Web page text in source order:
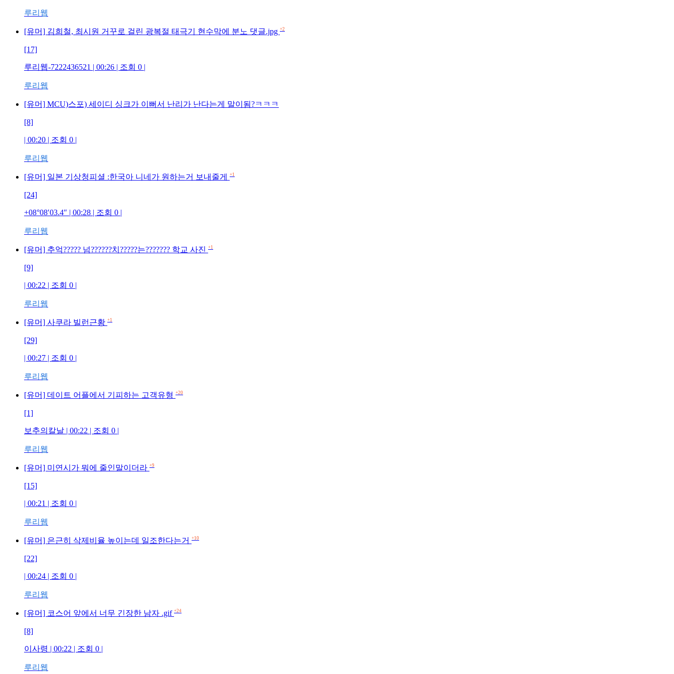
루리웹
[유머] 김희철, 최시원 거꾸로 걸린 광복절 태극기 현수막에 분노 댓글.jpg +2
[17]
루리웹-7222436521 | 00:26 | 조회 0 |
루리웹
[유머] MCU)스포) 세이디 싱크가 이뻐서 난리가 난다는게 말이됨?ㅋㅋㅋ
[8]
| 00:20 | 조회 0 |
루리웹
[유머] 일본 기상청피셜 :한국아 니네가 원하는거 보내줄게 +1
[24]
+08°08′03.4″ | 00:28 | 조회 0 |
루리웹
[유머] 추억????? 넘??????치?????는??????? 학교 사진 +1
[9]
| 00:22 | 조회 0 |
루리웹
[유머] 사쿠라 빌런근황 +1
[29]
| 00:27 | 조회 0 |
루리웹
[유머] 데이트 어플에서 기피하는 고객유형 +20
[1]
보추의칼날 | 00:22 | 조회 0 |
루리웹
[유머] 미연시가 뭐에 줄인말이더라 +9
[15]
| 00:21 | 조회 0 |
루리웹
[유머] 은근히 삭제비율 높이는데 일조한다는거 +10
[22]
| 00:24 | 조회 0 |
루리웹
[유머] 코스어 앞에서 너무 긴장한 남자 .gif +24
[8]
이사령 | 00:22 | 조회 0 |
루리웹